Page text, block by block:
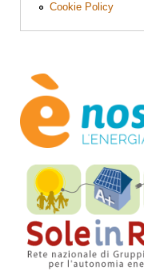
Cookie Policy